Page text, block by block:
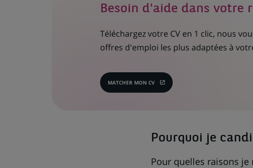
Besoin d'aide dans votre
Téléchargez votre CV en 1 clic, nous
offres d'emploi les plus adaptées à
MATCHER MON CV
(CE
Pourquoi je
Pour quelles raisons je